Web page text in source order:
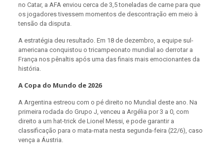
no Catar, a AFA enviou cerca de 3,5 toneladas de carne para que
os jogadores tivessem momentos de descontração em meio à
tensão da disputa.
A estratégia deu resultado. Em 18 de dezembro, a equipe sul-
americana conquistou o tricampeonato mundial ao derrotar a
França nos pênaltis após uma das finais mais emocionantes da
história.
A Copa do Mundo de 2026
A Argentina estreou com o pé direito no Mundial deste ano. Na
primeira rodada do Grupo J, venceu a Argélia por 3 a 0, com
direito a um hat-trick de Lionel Messi, e pode garantir a
classificação para o mata-mata nesta segunda-feira (22/6), caso
vença a Áustria.